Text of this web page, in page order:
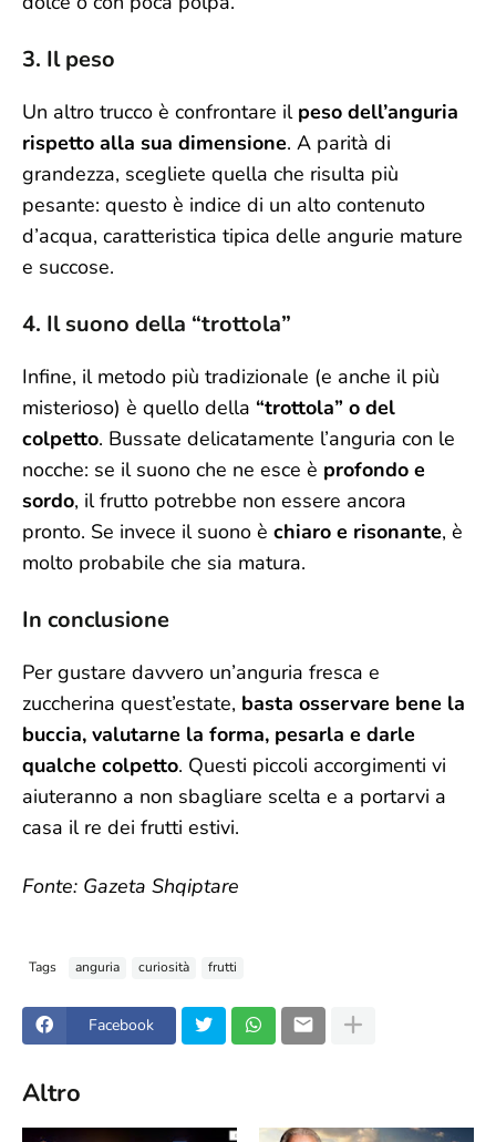
3. Il peso
Un altro trucco è confrontare il peso dell’anguria
rispetto alla sua dimensione. A parità di
grandezza, scegliete quella che risulta più
pesante: questo è indice di un alto contenuto
d’acqua, caratteristica tipica delle angurie mature
e succose.
4. Il suono della “trottola”
Infine, il metodo più tradizionale (e anche il più
misterioso) è quello della “trottola” o del
colpetto. Bussate delicatamente l’anguria con le
nocche: se il suono che ne esce è profondo e
sordo, il frutto potrebbe non essere ancora
pronto. Se invece il suono è chiaro e risonante, è
molto probabile che sia matura.
In conclusione
Per gustare davvero un’anguria fresca e
zuccherina quest’estate, basta osservare bene la
buccia, valutarne la forma, pesarla e darle
qualche colpetto. Questi piccoli accorgimenti vi
aiuteranno a non sbagliare scelta e a portarvi a
casa il re dei frutti estivi.
Fonte: Gazeta Shqiptare
Tags anguria curiosità frutti
Facebook
Altro